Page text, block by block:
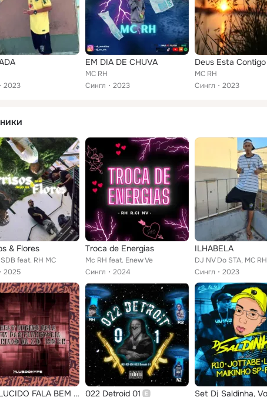
2023
EM DIA DE CHUVA
MC RH
Сингл
2023
Deus Esta Contigo
MC RH
Сингл
2023
& Flores
feat. RH MC
2025
Troca de Energias
Mc RH feat. Enew Ve
Сингл
2024
ILHABELA
DJ NV Do STA, MC RH
Сингл
2023
BEAT LUCIDO FALA BEM DAS PLANETÁRIA 022 Detroid 01 Set Dj Saldinha,